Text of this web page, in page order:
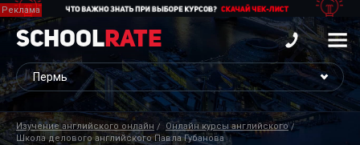
School Rate
Изучение английского онлайн
Онлайн курсы английского
Школа делового английского Павла Губанова